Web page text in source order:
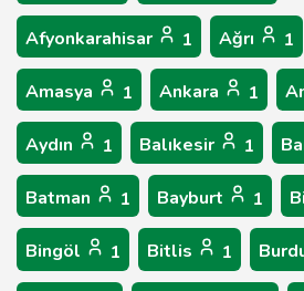
Afyonkarahisar 1 Ağrı 1
Amasya 1 Ankara 1
Aydın 1 Balıkesir 1
Batman 1 Bayburt 1
Bingöl 1 Bitlis 1